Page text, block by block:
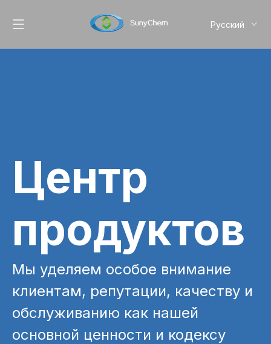
Pусский
Центр
продуктов
Мы уделяем особое внимание
клиентам, репутации, качеству и
обслуживанию как нашей
основной ценности и кодексу